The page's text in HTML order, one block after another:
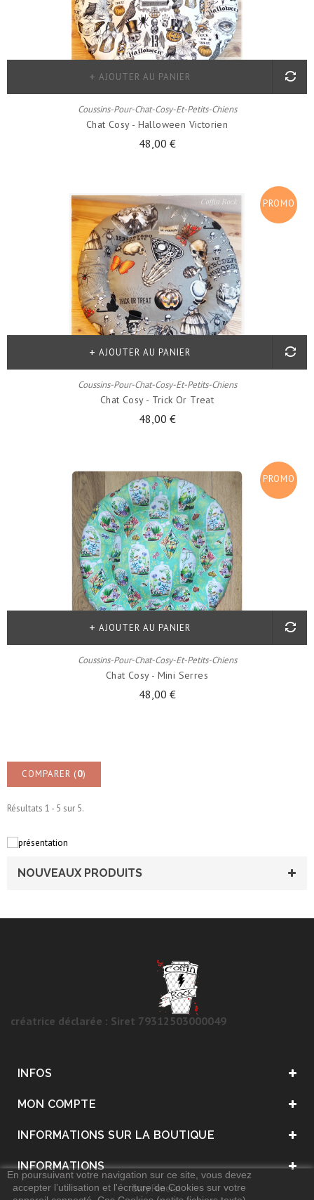
Coussins-Pour-Chat-Cosy-Et-Petits-Chiens
Chat Cosy - Halloween Victorien
48,00 €
AJOUTER AU PANIER
PROMO
Coussins-Pour-Chat-Cosy-Et-Petits-Chiens
Chat Cosy - Trick Or Treat
48,00 €
AJOUTER AU PANIER
PROMO
Coussins-Pour-Chat-Cosy-Et-Petits-Chiens
Chat Cosy - Mini Serres
48,00 €
AJOUTER AU PANIER
COMPARER (0)
Résultats 1 - 5 sur 5.
NOUVEAUX PRODUITS
créatrice déclarée : Siret 79312503000049
INFOS
MON COMPTE
INFORMATIONS SUR LA BOUTIQUE
INFORMATIONS
. Stay Funeral .
En poursuivant votre navigation sur ce site, vous devez
accepter l’utilisation et l'écriture de Cookies sur votre